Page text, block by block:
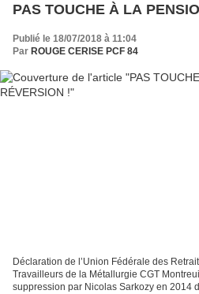
PAS TOUCHE À LA
Publié le 18/07/2018 à 11:04
Par ROUGE CERISE PCF 84
Déclaration de l’Union Fédérale des
Travailleurs de la Métallurgie CGT
suppression par Nicolas Sarkozy en 2014